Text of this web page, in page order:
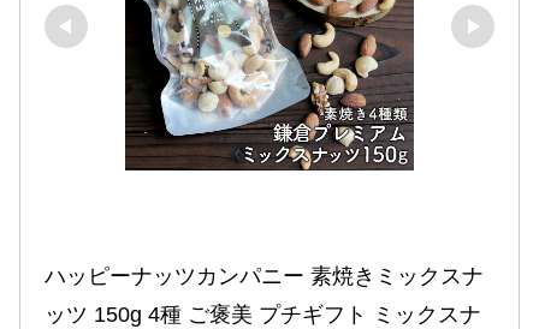
ハッピーナッツカンパニー 素焼きミックスナ
ッツ 150g 4種 ご褒美 プチギフト ミックスナ